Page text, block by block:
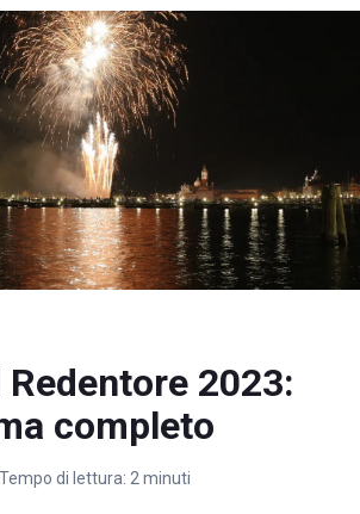
Redentore 2023:
completo
Tempo di lettura: 2 minuti